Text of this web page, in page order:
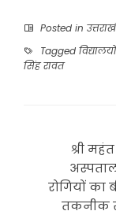
Posted in
Tagged
सिंह रावत
श्री
रोगियों का
तकनीक